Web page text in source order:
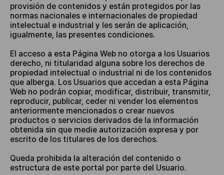
provisión de contenidos y están protegidos por las
normas nacionales e internacionales de propiedad
intelectual e industrial y les serán de aplicación,
igualmente, las presentes condiciones.
El acceso a esta Página Web no otorga a los Usuarios
derecho, ni titularidad alguna sobre los derechos de
propiedad intelectual o industrial ni de los contenidos
que alberga. Los Usuarios que accedan a esta Página
Web no podrán copiar, modificar, distribuir, transmitir,
reproducir, publicar, ceder ni vender los elementos
anteriormente mencionados o crear nuevos
productos o servicios derivados de la información
obtenida sin que medie autorización expresa y por
escrito de los titulares de los derechos.
Queda prohibida la alteración del contenido o
estructura de este portal por parte del Usuario.